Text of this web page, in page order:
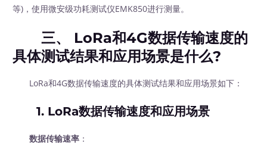
等)，使用微安级功耗测试仪EMK850进行测量。
三、 LoRa和4G数据传输速度的
具体测试结果和应用场景是什么?
LoRa和4G数据传输速度的具体测试结果和应用场景如下：
1. LoRa数据传输速度和应用场景
数据传输速率 ：